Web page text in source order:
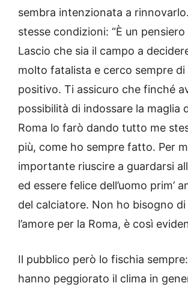
sembra intenzionata a
stesse condizioni: “È un
Lascio che sia il campo a
molto fatalista e cerco sempre di
positivo. Ti assicuro che finché
possibilità di indossare la maglia
Roma lo farò dando tutto me
più, come ho sempre fatto. Per
importante riuscire a guardarsi
ed essere felice dell’uomo prim’
del calciatore. Non ho bisogno
l’amore per la Roma, è così
Il pubblico però lo fischia
hanno peggiorato il clima in